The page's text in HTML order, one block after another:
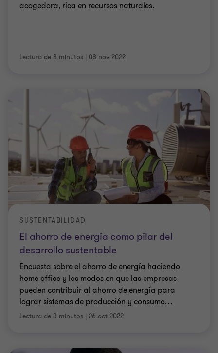
acogedora, rica en recursos naturales.
Lectura de 3 minutos | 08 nov 2022
El ahorro de energía como pilar del
desarrollo sustentable
SUSTENTABILIDAD
Encuesta sobre el ahorro de energía haciendo
home office y los modos en que las empresas
pueden contribuir al ahorro de energía para
lograr sistemas de producción y consumo…
Lectura de 3 minutos | 26 oct 2022